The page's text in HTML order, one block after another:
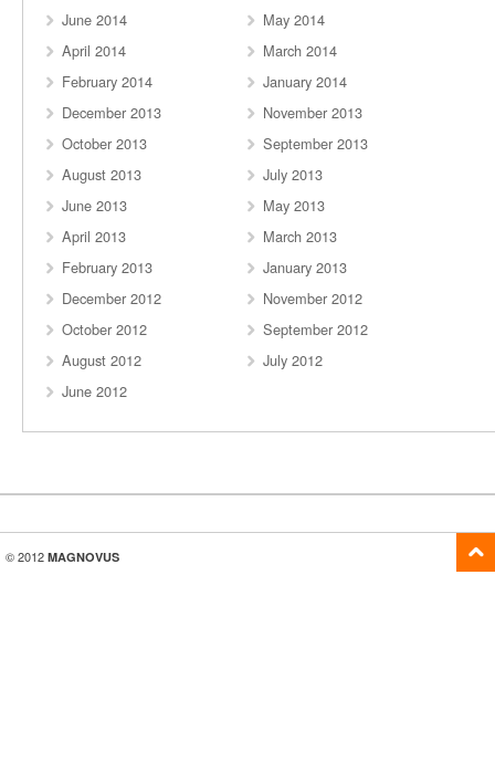
June 2014
May 2014
April 2014
March 2014
February 2014
January 2014
December 2013
November 2013
October 2013
September 2013
August 2013
July 2013
June 2013
May 2013
April 2013
March 2013
February 2013
January 2013
December 2012
November 2012
October 2012
September 2012
August 2012
July 2012
June 2012
© 2012 MAGNOVUS